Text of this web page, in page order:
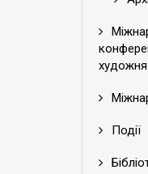
художня
Події